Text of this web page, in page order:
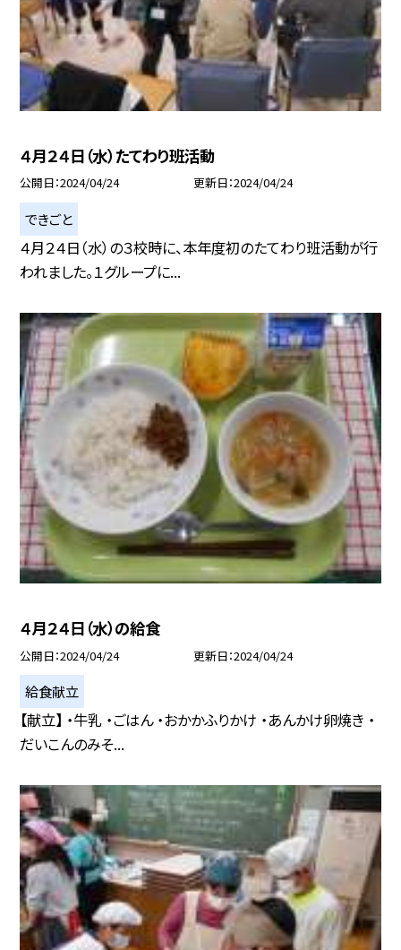
４月２４日（水）たてわり班活動
公開日 2024/04/24 更新日 2024/04/24
できごと
４月２４日（水）の３校時に、本年度初のたてわり班活動が行
われました。１グループに...
４月２４日（水）の給食
公開日 2024/04/24 更新日 2024/04/24
給食献立
【献立】 ・牛乳 ・ごはん ・おかかふりかけ ・あんかけ卵焼き ・
だいこんのみそ...